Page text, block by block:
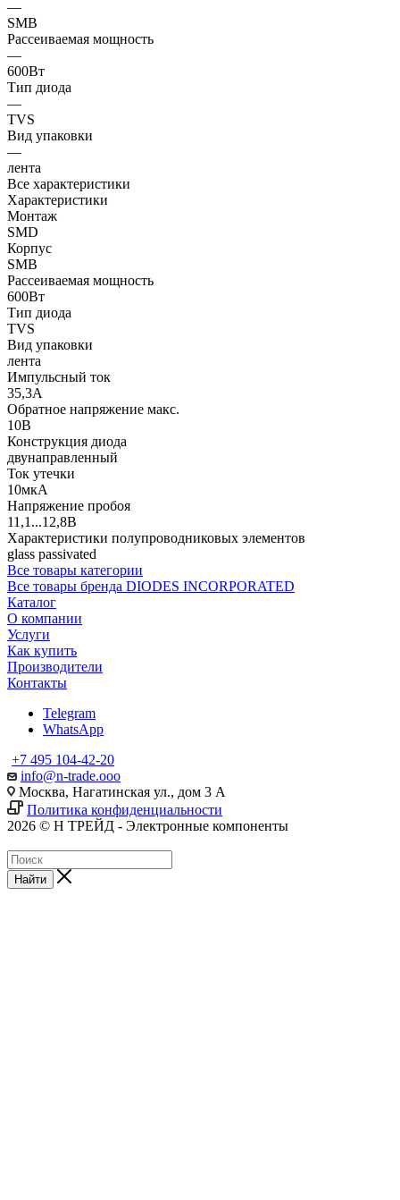
—
SMB
Рассеиваемая мощность
—
600Вт
Тип диода
—
TVS
Вид упаковки
—
лента
Все характеристики
Характеристики
Монтаж
SMD
Корпус
SMB
Рассеиваемая мощность
600Вт
Тип диода
TVS
Вид упаковки
лента
Импульсный ток
35,3А
Обратное напряжение макс.
10В
Конструкция диода
двунаправленный
Ток утечки
10мкА
Напряжение пробоя
11,1...12,8В
Характеристики полупроводниковых элементов
glass passivated
Все товары категории
Все товары бренда DIODES INCORPORATED
Каталог
О компании
Услуги
Как купить
Производители
Контакты
Telegram
WhatsApp
+7 495 104-42-20
info@n-trade.ooo
Москва, Нагатинская ул., дом 3 А
Политика конфиденциальности
2026 © Н ТРЕЙД - Электронные компоненты
Найти